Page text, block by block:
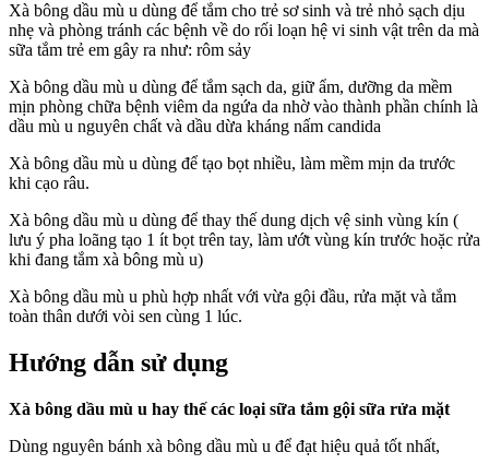
Xà bông dầu mù u dùng để tắm cho trẻ sơ sinh và trẻ nhỏ sạch dịu
nhẹ và phòng tránh các bệnh về do rối loạn hệ vi sinh vật trên da mà
sữa tắm trẻ em gây ra như: rôm sảy
Xà bông dầu mù u dùng để tắm sạch da, giữ ẩm, dưỡng da mềm
mịn phòng chữa bệnh viêm da ngứa da nhờ vào thành phần chính là
dầu mù u nguyên chất và dầu dừa kháng nấm candida
Xà bông dầu mù u dùng để tạo bọt nhiều, làm mềm mịn da trước
khi cạo râu.
Xà bông dầu mù u dùng để thay thế dung dịch vệ sinh vùng kín (
lưu ý pha loãng tạo 1 ít bọt trên tay, làm ướt vùng kín trước hoặc rửa
khi đang tắm xà bông mù u)
Xà bông dầu mù u phù hợp nhất với vừa gội đầu, rửa mặt và tắm
toàn thân dưới vòi sen cùng 1 lúc.
Hướng dẫn sử dụng
Xà bông dầu mù u hay thế các loại sữa tắm gội sữa rửa mặt
Dùng nguyên bánh xà bông dầu mù u để đạt hiệu quả tốt nhất,